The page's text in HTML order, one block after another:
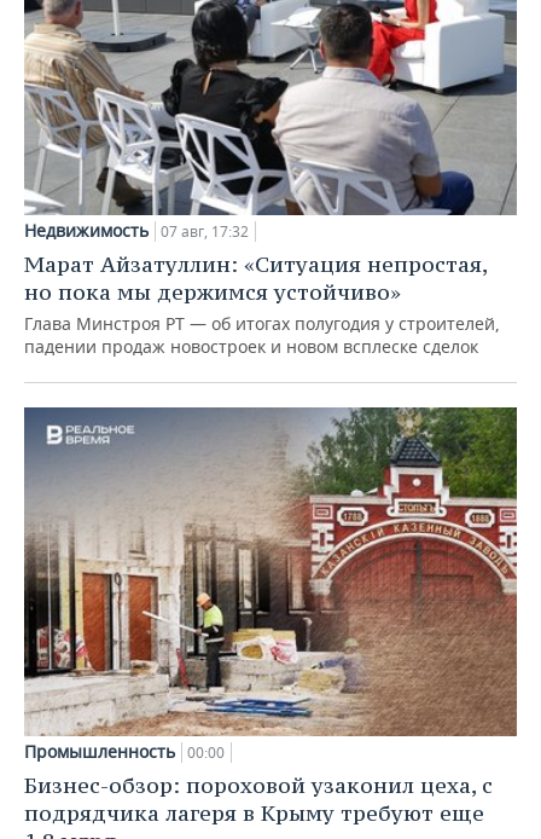
Недвижимость 07 авг, 17:32
Марат Айзатуллин: «Ситуация непростая,
но пока мы держимся устойчиво»
Глава Минстроя РТ — об итогах полугодия у строителей,
падении продаж новостроек и новом всплеске сделок
Промышленность 00:00
Бизнес-обзор: пороховой узаконил цеха, с
подрядчика лагеря в Крыму требуют еще